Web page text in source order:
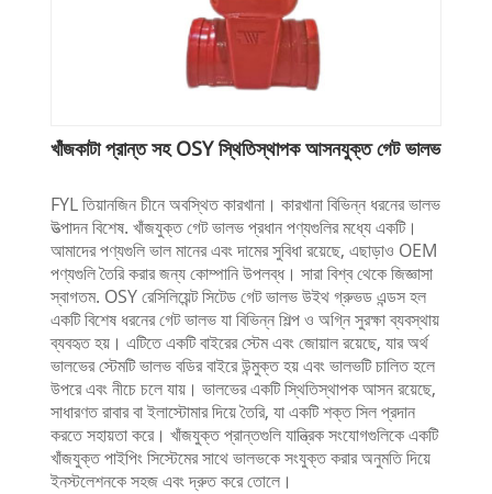
খাঁজকাটা প্রান্ত সহ OSY স্থিতিস্থাপক আসনযুক্ত গেট ভালভ
FYL তিয়ানজিন চীনে অবস্থিত কারখানা। কারখানা বিভিন্ন ধরনের ভালভ
উত্পাদন বিশেষ. খাঁজযুক্ত গেট ভালভ প্রধান পণ্যগুলির মধ্যে একটি।
আমাদের পণ্যগুলি ভাল মানের এবং দামের সুবিধা রয়েছে, এছাড়াও OEM
পণ্যগুলি তৈরি করার জন্য কোম্পানি উপলব্ধ। সারা বিশ্ব থেকে জিজ্ঞাসা
স্বাগতম. OSY রেসিলিয়েন্ট সিটেড গেট ভালভ উইথ গ্রুভড এন্ডস হল
একটি বিশেষ ধরনের গেট ভালভ যা বিভিন্ন শিল্প ও অগ্নি সুরক্ষা ব্যবস্থায়
ব্যবহৃত হয়। এটিতে একটি বাইরের স্টেম এবং জোয়াল রয়েছে, যার অর্থ
ভালভের স্টেমটি ভালভ বডির বাইরে উন্মুক্ত হয় এবং ভালভটি চালিত হলে
উপরে এবং নীচে চলে যায়। ভালভের একটি স্থিতিস্থাপক আসন রয়েছে,
সাধারণত রাবার বা ইলাস্টোমার দিয়ে তৈরি, যা একটি শক্ত সিল প্রদান
করতে সহায়তা করে। খাঁজযুক্ত প্রান্তগুলি যান্ত্রিক সংযোগগুলিকে একটি
খাঁজযুক্ত পাইপিং সিস্টেমের সাথে ভালভকে সংযুক্ত করার অনুমতি দিয়ে
ইনস্টলেশনকে সহজ এবং দ্রুত করে তোলে।